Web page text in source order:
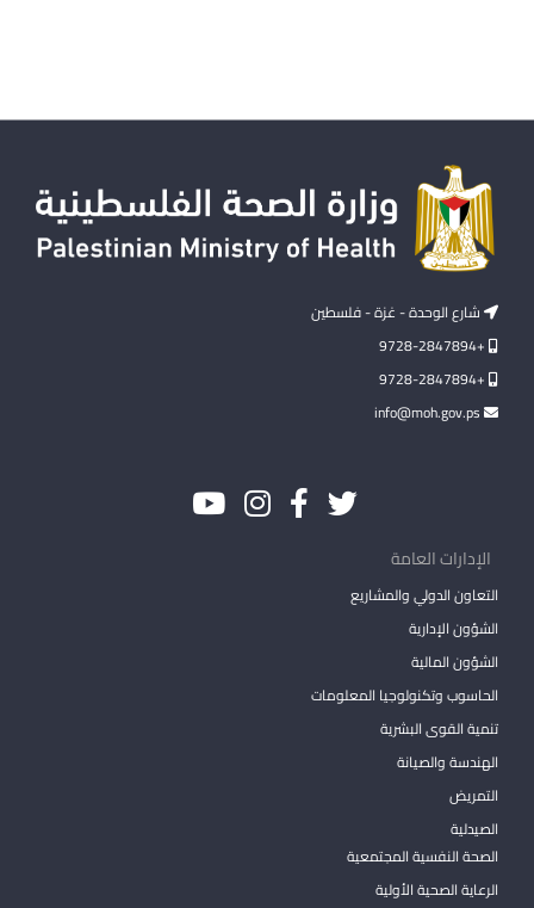
شارع الوحدة - غزة - فلسطين
+9728-2847894
+9728-2847894
الإدارات العامة
التعاون الدولي والمشاريع
الشؤون الإدارية
الشؤون المالية
الحاسوب وتكنولوجيا المعلومات
تنمية القوى البشرية
الهندسة والصيانة
التمريض
الصيدلية
الصحة النفسية المجتمعية
الرعاية الصحية الأولية